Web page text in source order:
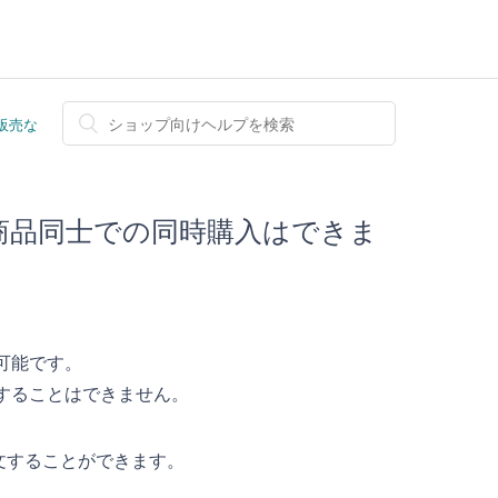
売な
同士での同時購入はできま
です。
ことはできません。
ることができます。